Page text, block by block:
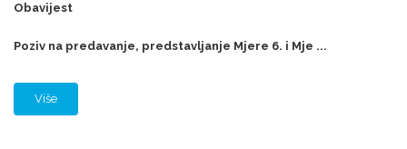
Obavijest
Poziv na predavanje, predstavljanje Mjere 6. i Mje ...
Više